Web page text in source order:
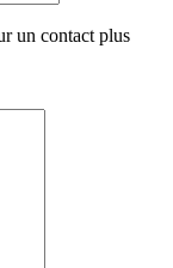
un contact plus